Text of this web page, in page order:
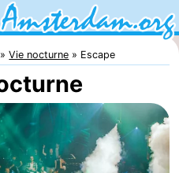
Vie nocturne Escape